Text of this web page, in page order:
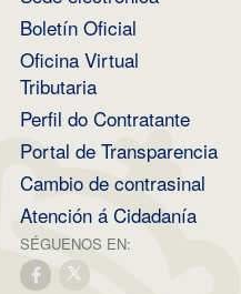
Boletín Oficial
Oficina Virtual
Tributaria
Perfil do Contratante
Portal de Transparencia
Cambio de contrasinal
Atención á Cidadanía
SÉGUENOS EN: